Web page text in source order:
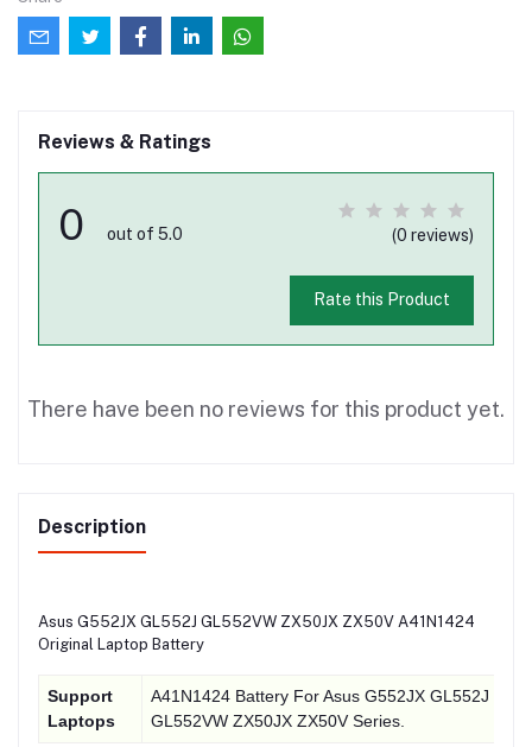
Reviews & Ratings
0 out of 5.0 (0 reviews)
Rate this Product
There have been no reviews for this product yet.
Description
Asus G552JX GL552J GL552VW ZX50JX ZX50V A41N1424
Original Laptop Battery
Support
Laptops
A41N1424 Battery For Asus G552JX GL552J
GL552VW ZX50JX ZX50V Series.